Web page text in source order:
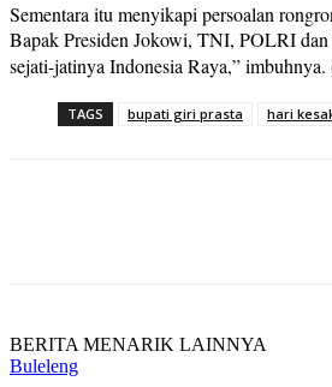
Sementara itu menyikapi persoalan
Bapak Presiden Jokowi, TNI, POLRI dan
sejati-jatinya Indonesia Raya,” imbuhnya.
TAGS bupati giri prasta hari
BERITA MENARIK LAINNYA
Buleleng